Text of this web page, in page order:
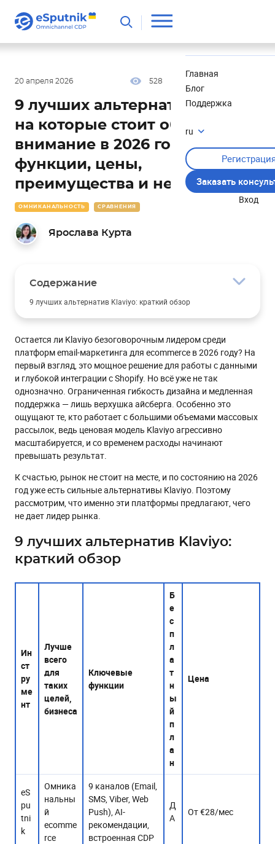
Главная
Блог
Поддержка
ru
Заказать
Вход
20 апреля 2026 528
ОМНИКАНАЛЬНОСТЬ СРАВНЕНИЯ
9 лучших альтернатив Klaviyo,
на которые стоит обратить
внимание в 2026 году:
функции, цены,
преимущества и недостатки
Ярослава Курта
Содержание
9 лучших альтернатив Klaviyo: краткий обзор
Какие реальные слабые места Klaviyo?
Развернутый обзор 9 лучших альтернатив и конкурентов
Klaviyo, на которые стоит обратить внимание в 2026 году
1. eSputnik
3. Braze
4. Campaign Monitor
5. Brevo
6. Iterable
7. Salesforce Marketing Cloud
8. Customer.io
9. HubSpot
Какая альтернатива Klaviyo лучшая? Наш топ-3
1. eSputnik: лучшее комплексное омниканальное
2. Drip: лучший по удобству использования
3. Brevo: лучшее решение для оптимизации бюджета
Итоги: на что следует обратить внимание при выборе
Остается ли Klaviyo безоговорочным лидером среди
платформ email-маркетинга для ecommerce в 2026 году? На
первый взгляд, это мощное решение для работы с данными
и глубокой интеграции с Shopify. Но всё уже не так
однозначно. Ограниченная гибкость дизайна и медленная
поддержка — лишь верхушка айсберга. Особенно это
ощущают те, кто работает с большими объемами массовых
рассылок, ведь ценовая модель Klaviyo агрессивно
масштабируется, и со временем расходы начинают
превышать результат.
К счастью, рынок не стоит на месте, и по состоянию на 2026
год уже есть сильные альтернативы Klaviyo. Поэтому
рассмотрим, что именно эти платформы предлагают, чего
не дает лидер рынка.
9 лучших альтернатив Klaviyo:
краткий обзор
Ин
ст
ру
ме
нт
Лучше
всего
для
таких
целей,
бизнесаㅤㅤㅤㅤㅤㅤㅤㅤ
Ключевые
функции
Б
е
с
п
л
а
т
н
ы
й
п
л
а
нㅤㅤㅤㅤㅤㅤㅤㅤㅤㅤㅤㅤㅤㅤ
Цена
eS
pu
tni
k
Омника
нальны
й
ecomme
rceㅤ
9 каналов (Email,
SMS, Viber, Web
Push), AI-
рекомендации,
встроенная CDP
Д
А
От €28/мес